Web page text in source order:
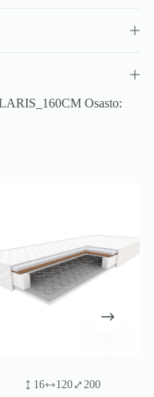
Osasto:
16 120 200